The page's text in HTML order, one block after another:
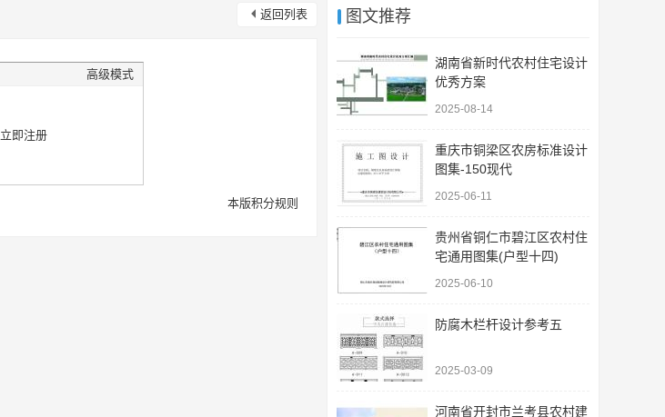
返回列表
高级模式
立即注册
本版积分规则
图文推荐
湖南省新时代农村住宅设计
优秀方案
2025-08-14
重庆市铜梁区农房标准设计
图集-150现代
2025-06-11
贵州省铜仁市碧江区农村住
宅通用图集(户型十四)
2025-06-10
防腐木栏杆设计参考五
2025-03-09
河南省开封市兰考县农村建